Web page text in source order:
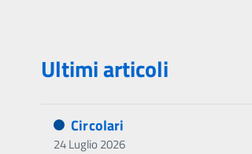
Ultimi articoli
Circolari
24 Luglio 2026